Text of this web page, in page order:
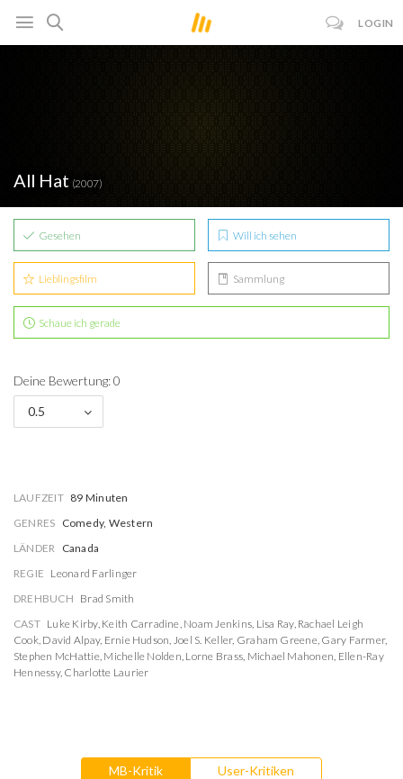
LOGIN
All Hat (2007)
Gesehen Will ich sehen
Lieblingsfilm Sammlung
Schaue ich gerade
Deine Bewertung: 0
0.5
LAUFZEIT 89 Minuten
GENRES Comedy, Western
LÄNDER Canada
REGIE Leonard Farlinger
DREHBUCH Brad Smith
CAST Luke Kirby, Keith Carradine, Noam Jenkins, Lisa Ray, Rachael Leigh
Cook, David Alpay, Ernie Hudson, Joel S. Keller, Graham Greene, Gary Farmer,
Stephen McHattie, Michelle Nolden, Lorne Brass, Michael Mahonen, Ellen-Ray
Hennessy, Charlotte Laurier
MB-Kritik User-Kritiken